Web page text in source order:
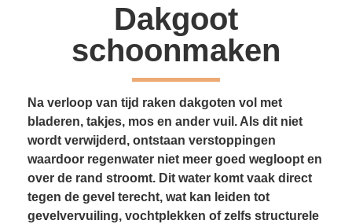
Dakgoot
schoonmaken
Na verloop van tijd raken dakgoten vol met
bladeren, takjes, mos en ander vuil. Als dit niet
wordt verwijderd, ontstaan verstoppingen
waardoor regenwater niet meer goed wegloopt en
over de rand stroomt. Dit water komt vaak direct
tegen de gevel terecht, wat kan leiden tot
gevelvervuiling, vochtplekken of zelfs structurele